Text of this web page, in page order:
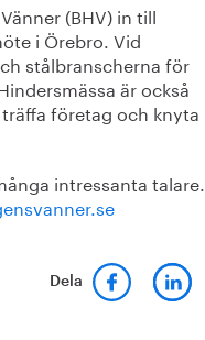
(BHV) in till
i Örebro. Vid
stålbranscherna för
är också
företag och knyta
intressanta talare.
Dela